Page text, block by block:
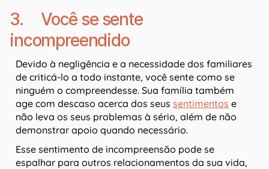
3. Você se sente
incompreendido
Devido à negligência e a necessidade dos familiares
de criticá-lo a todo instante, você sente como se
ninguém o compreendesse. Sua família também
age com descaso acerca dos seus sentimentos e
não leva os seus problemas à sério, além de não
demonstrar apoio quando necessário.
Esse sentimento de incompreensão pode se
espalhar para outros relacionamentos da sua vida,